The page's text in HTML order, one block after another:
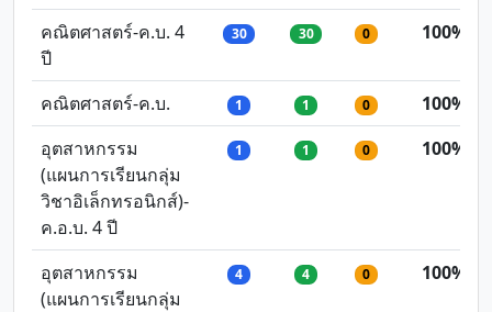
คณิตศาสตร์-ค.บ. 4
ปี
30 30 0 100%
คณิตศาสตร์-ค.บ. 1 1 0
100%
อุตสาหกรรม
(แผนการเรียนกลุ่ม
วิชาอิเล็กทรอนิกส์)-
ค.อ.บ. 4 ปี
1 1 0 100%
อุตสาหกรรม
(แผนการเรียนกลุ่ม
4 4 0 100%